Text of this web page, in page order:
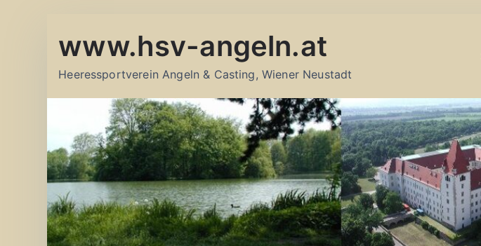
Inhalt
www.hsv-angeln.at
Heeressportverein Angeln & Casting, Wiener Neustadt